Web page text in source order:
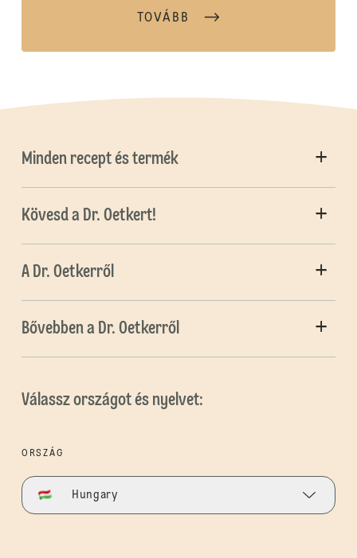
TOVÁBB
Minden recept és termék
Kövesd a Dr. Oetkert!
A Dr. Oetkerről
Bővebben a Dr. Oetkerről
Válassz országot és nyelvet:
ORSZÁG
Hungary